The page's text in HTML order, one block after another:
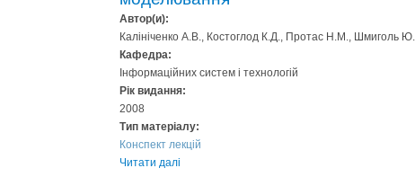
Автор(и):
Калініченко А.В., Костоглод К.Д., Протас Н.М., Шмиголь
Кафедра:
Інформаційних систем і технологій
Рік видання:
2008
Тип матеріалу:
Конспект лекцій
Читати далі